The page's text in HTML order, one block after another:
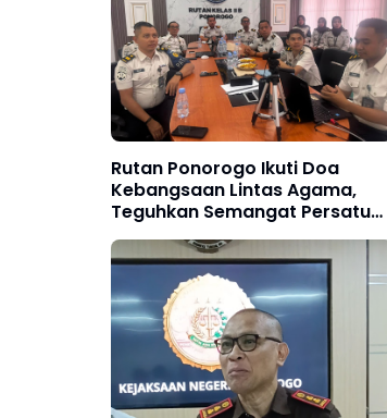
Rutan Ponorogo Ikuti Doa
Kebangsaan Lintas Agama,
Teguhkan Semangat Persatuan
Jelang HUT RI ke-81